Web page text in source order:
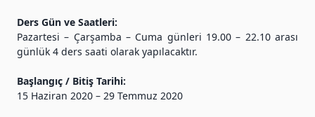
Ders Gün ve Saatleri:
Pazartesi – Çarşamba – Cuma günleri 19.00 – 22.10 arası
günlük 4 ders saati olarak yapılacaktır.
Başlangıç / Bitiş Tarihi:
15 Haziran 2020 – 29 Temmuz 2020